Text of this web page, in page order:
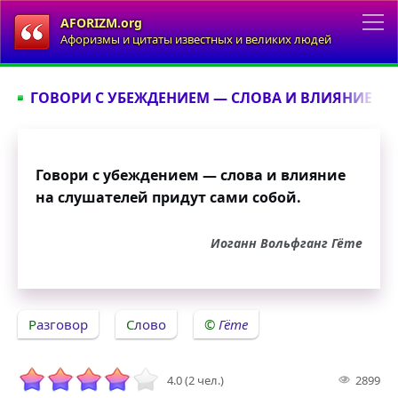
AFORIZM.org
Афоризмы и цитаты известных и великих людей
ГОВОРИ С УБЕЖДЕНИЕМ — СЛОВА И ВЛИЯНИЕ
Говори с убеждением — слова и влияние
на слушателей придут сами собой.
Иоганн Вольфганг Гёте
Разговор Слово Гёте
4.0 (2 чел.) 2899